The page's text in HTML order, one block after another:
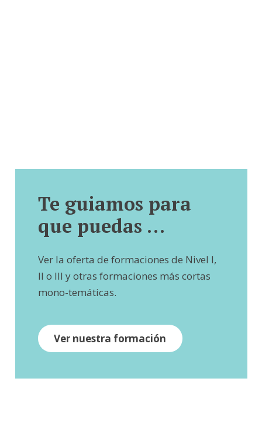
Te guiamos para
que puedas …
Ver la oferta de formaciones de Nivel I,
II o III y otras formaciones más cortas
mono-temáticas.
Ver nuestra formación